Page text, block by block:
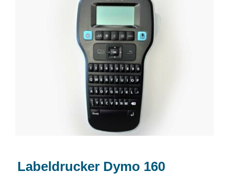
Labeldrucker Dymo 160
Labeldrucker Dymo 160